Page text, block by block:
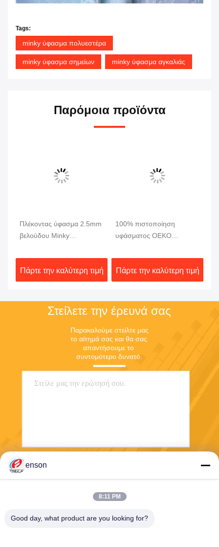
Tags:
minky ύφασμα πολυεστέρα
minky ύφασμα σημείων minky ύφασμα αγκαλιάς
Παρόμοια προϊόντα
Πλέκοντας ύφασμα 2.5mm
βελούδου Minky
έξοχος μαλακός σωρών
Πάρτε την καλύτερη τιμή
100% πιστοποίηση
υφάσματος OEKO
φυσαλίδων δεράτων
μικροϋπολογιστών
πολυεστέρα
Πάρτε την καλύτερη τιμή
Στείλετε την έρευνά σας
Παρακαλούμε στείλτε μας
το αίτημά σας και θα σας
απαντήσουμε το
συντομότερο δυνατό.
enson
8:11 PM
Good day, what product are you looking for?